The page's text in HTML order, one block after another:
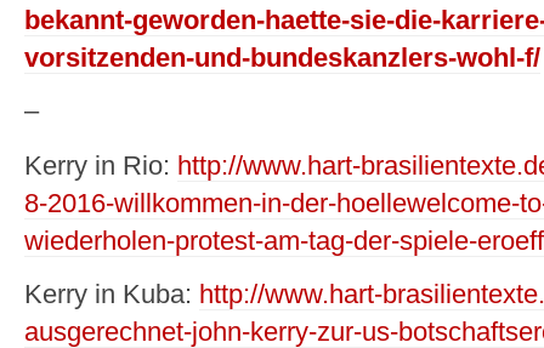
bekannt-geworden-haette-sie-die-
vorsitzenden-und-bundeskanzlers-wohl-f/
–
Kerry in Rio: http://www.hart-
8-2016-willkommen-in-der-hoellewelcome-
wiederholen-protest-am-tag-der-spiele-
Kerry in Kuba: http://www.hart-
ausgerechnet-john-kerry-zur-us-